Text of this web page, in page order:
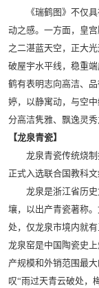
《瑞鹤图》不仅具
动之感。一方面，皇
之二湛蓝天空，正大
破屋宇水平线，稳重
鹤有表明志向高洁、
婷，以静寓动，与空
分高洁隽雅、飘逸灵秀
【龙泉青瓷】
龙泉青瓷传统烧制
正式入选联合国教科
龙泉是浙江省历史
壤，以出产青瓷著称
处，仅龙泉市境内就
龙泉窑是中国陶瓷史
产规模和外销范围最
叹“雨过天青云破处，